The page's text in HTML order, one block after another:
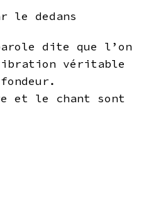
le dedans
dite que l’on
véritable
et le chant sont